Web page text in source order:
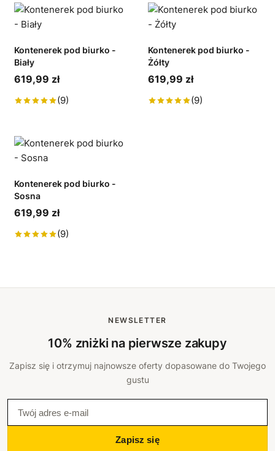
Kontenerek pod biurko -
Biały
619,99 zł
(9)
Kontenerek pod biurko -
Żółty
619,99 zł
(9)
Kontenerek pod biurko -
Sosna
619,99 zł
(9)
NEWSLETTER
10% zniżki na pierwsze zakupy
Zapisz się i otrzymuj najnowsze oferty dopasowane do Twojego
gustu
Zapisz się